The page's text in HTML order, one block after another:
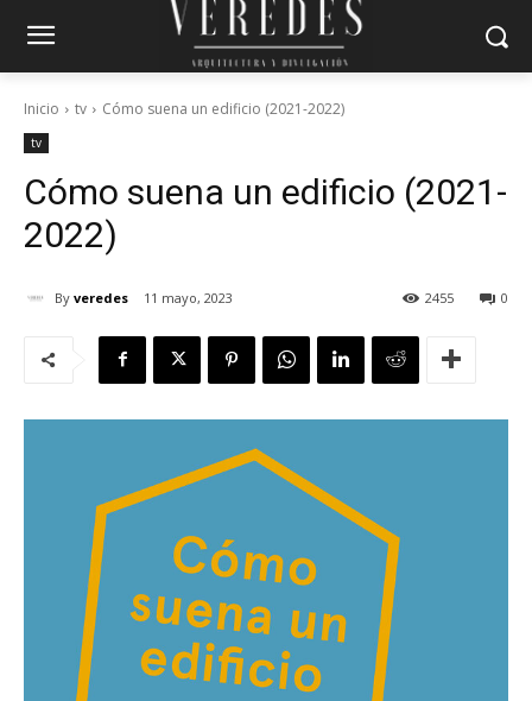
Inicio tv Cómo suena un edificio (2021-2022)
tv
Cómo suena un edificio (2021-
2022)
By veredes 11 mayo, 2023 0
2455